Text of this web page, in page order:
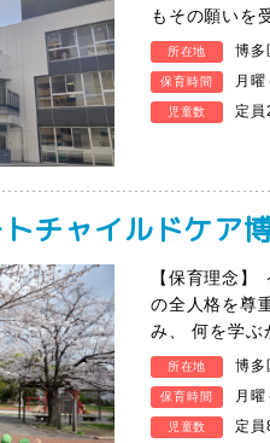
もその願いを
所在地 博多
保育時間 月
児童数 定
チャイルドケア
【保育理念
の全人格を尊
み、 何を学
所在地 博多
保育時間 月
児童数 定